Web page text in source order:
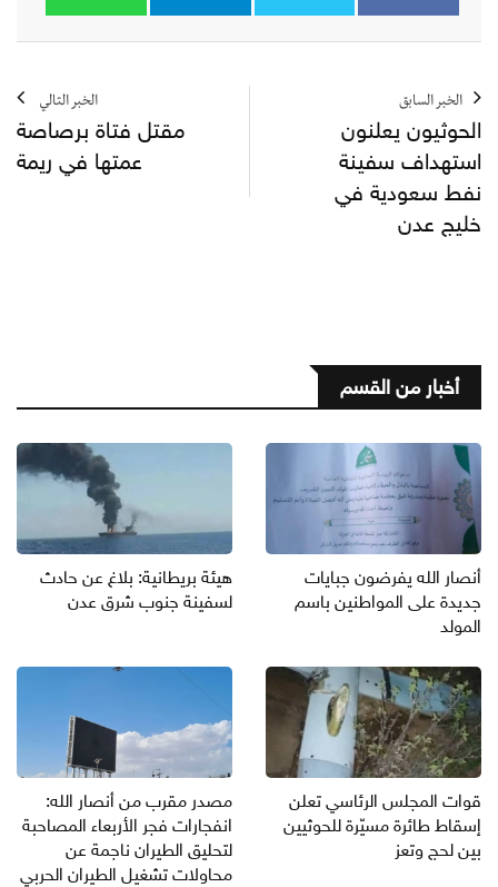
الخبر السابق
الحوثيون يعلنون
استهداف سفينة
نفط سعودية في
خليج عدن
الخبر التالي
مقتل فتاة برصاصة
عمتها في ريمة
أخبار من القسم
أنصار الله يفرضون جبايات
جديدة على المواطنين باسم
المولد
هيئة بريطانية: بلاغ عن حادث
لسفينة جنوب شرق عدن
قوات المجلس الرئاسي تعلن
إسقاط طائرة مسيّرة للحوثيين
بين لحج وتعز
مصدر مقرب من أنصار الله:
انفجارات فجر الأربعاء المصاحبة
لتحليق الطيران ناجمة عن
محاولات تشغيل الطيران الحربي